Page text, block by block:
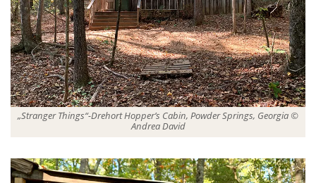
„Stranger Things“-Drehort Hopper’s Cabin, Powder Springs, Georgia ©
Andrea David